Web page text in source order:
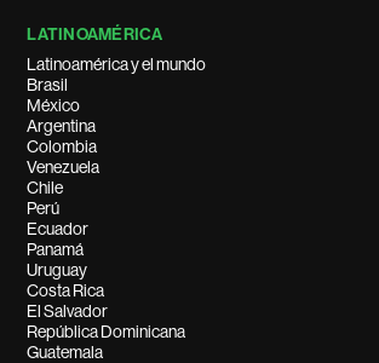
LATINOAMÉRICA
Latinoamérica y el mundo
Brasil
México
Argentina
Colombia
Venezuela
Chile
Perú
Ecuador
Panamá
Uruguay
Costa Rica
El Salvador
República Dominicana
Guatemala